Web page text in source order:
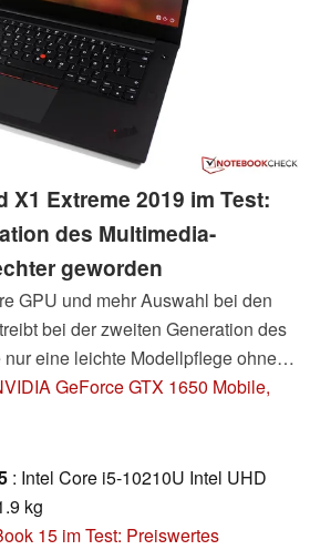
X1 Extreme 2019 im Test:
des Multimedia-
geworden
GPU und mehr Auswahl bei den
bei der zweiten Generation des
eine leichte Modellpflege ohne
Wir testen das Multimedia-
4K-Panel, welches allerdings
GTX 1650 Max-Q
GeForce GTX 1650 Mobile,
: Intel Core i5-10210U Intel UHD
kg
15 im Test: Preiswertes